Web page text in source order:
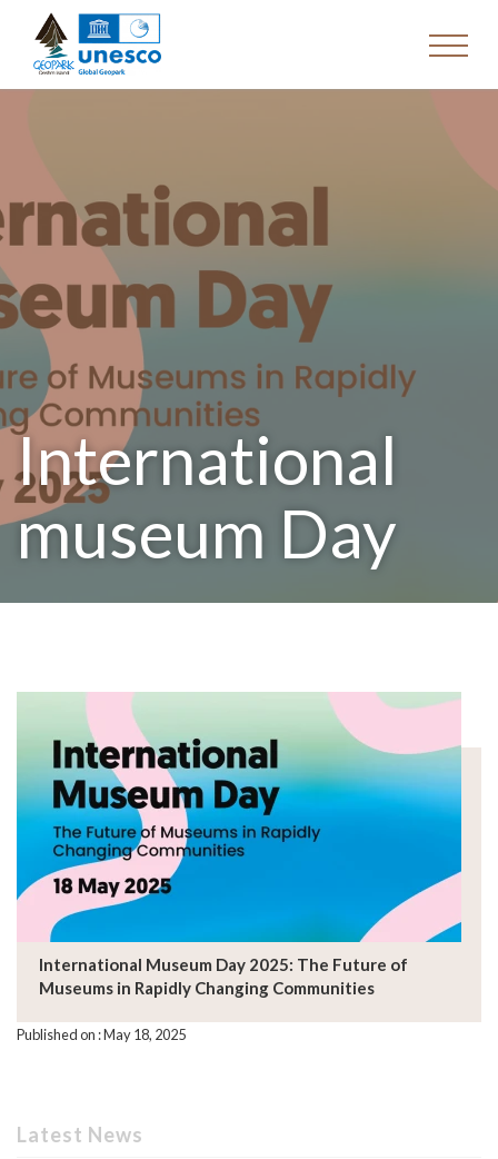
International
museum Day
International Museum Day 2025: The Future of
Museums in Rapidly Changing Communities
Published on : May 18, 2025
Latest News